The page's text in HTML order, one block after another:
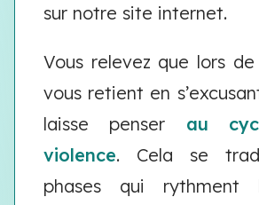
sur notre site internet.
Vous relevez que lors
vous retient en
laisse penser au
violence. Cela se
phases qui rythment